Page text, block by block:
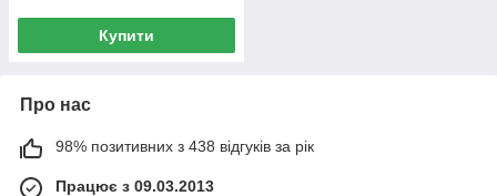
Купити
Про нас
98% позитивних з 438 відгуків за рік
Працює з 09.03.2013